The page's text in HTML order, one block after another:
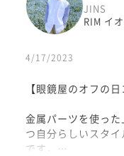
JINS
RIM イ
4/17/2023
【眼鏡屋のオフの日
金属パーツを使っ
つ自分らしいスタ
です。